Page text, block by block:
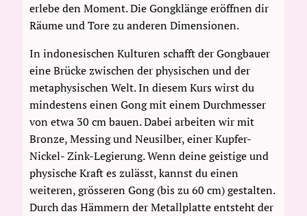
erlebe den Moment. Die Gongklänge eröffnen dir
Räume und Tore zu anderen Dimensionen.
In indonesischen Kulturen schafft der Gongbauer
eine Brücke zwischen der physischen und der
metaphysischen Welt. In diesem Kurs wirst du
mindestens einen Gong mit einem Durchmesser
von etwa 30 cm bauen. Dabei arbeiten wir mit
Bronze, Messing und Neusilber, einer Kupfer-
Nickel- Zink-Legierung. Wenn deine geistige und
physische Kraft es zulässt, kannst du einen
weiteren, grösseren Gong (bis zu 60 cm) gestalten.
Durch das Hämmern der Metallplatte entsteht der